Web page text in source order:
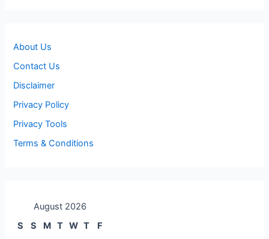
About Us
Contact Us
Disclaimer
Privacy Policy
Privacy Tools
Terms & Conditions
August 2026
S
S M T W T
F